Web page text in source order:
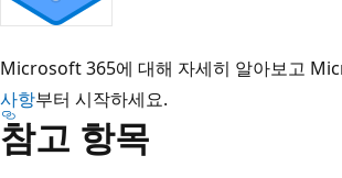
Microsoft 365에 대해 자세히 알아보고
사항부터 시작하세요.
참고 항목